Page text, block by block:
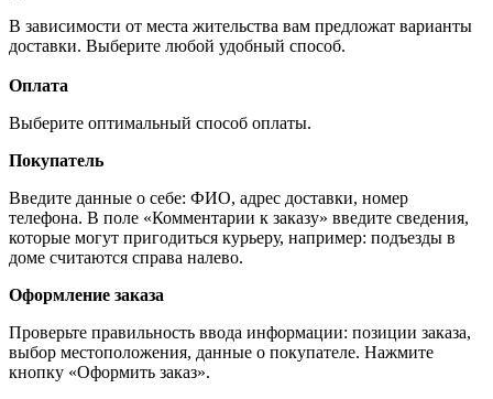
В зависимости от места жительства вам предложат варианты
доставки. Выберите любой удобный способ.
Оплата
Выберите оптимальный способ оплаты.
Покупатель
Введите данные о себе: ФИО, адрес доставки, номер
телефона. В поле «Комментарии к заказу» введите сведения,
которые могут пригодиться курьеру, например: подъезды в
доме считаются справа налево.
Оформление заказа
Проверьте правильность ввода информации: позиции заказа,
выбор местоположения, данные о покупателе. Нажмите
кнопку «Оформить заказ».